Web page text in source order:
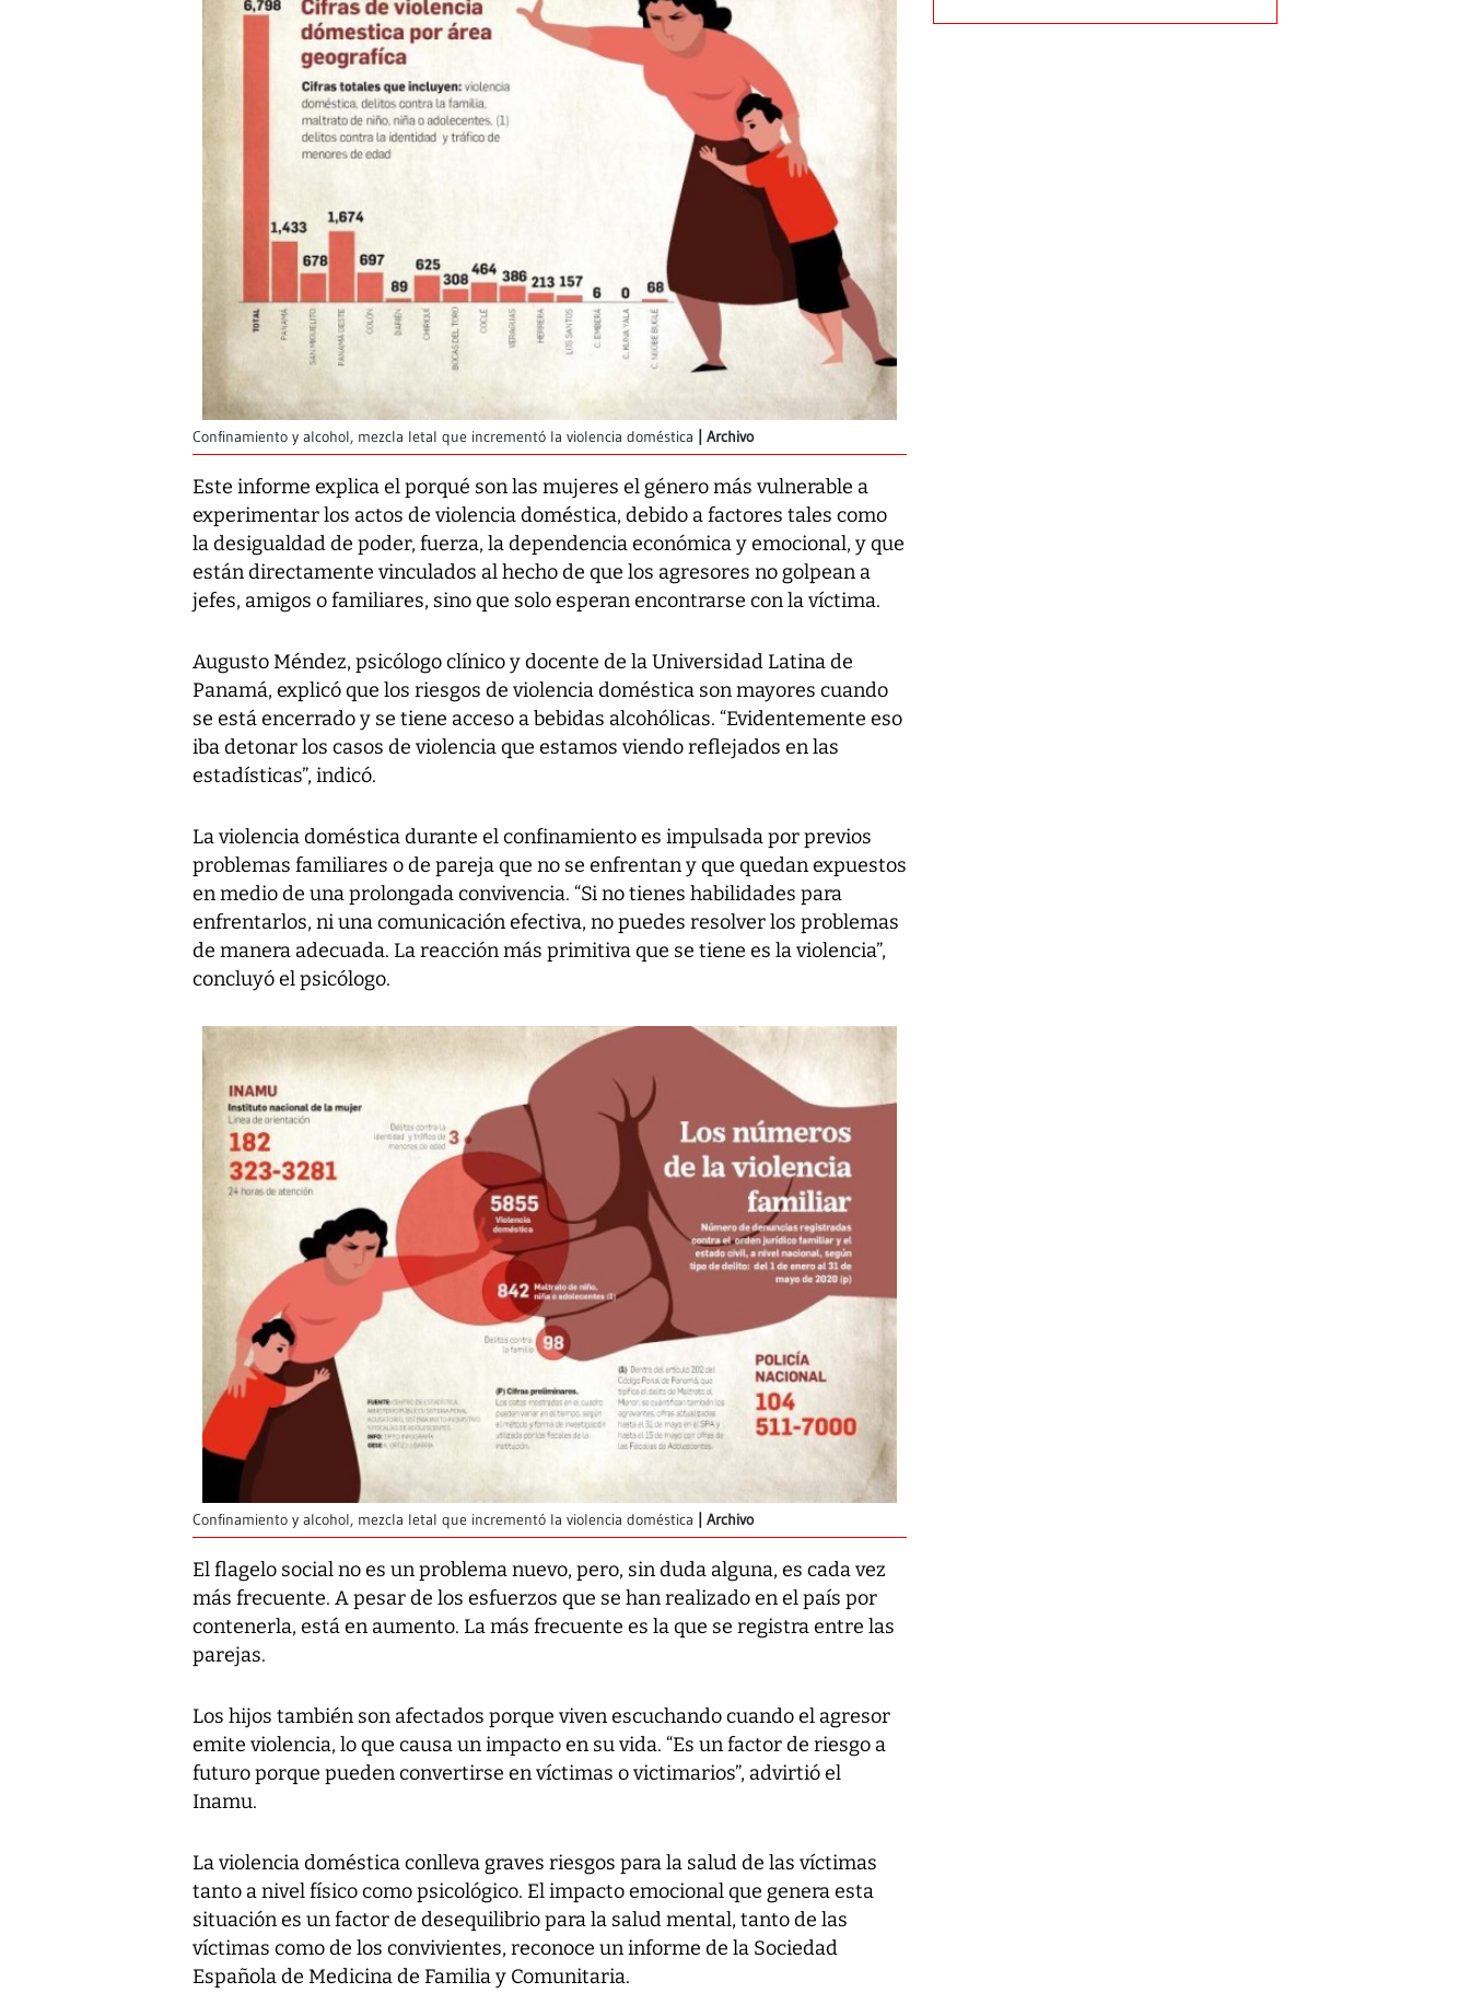
Confinamiento y alcohol, mezcla letal que incrementó la violencia doméstica Archivo
Este informe explica el porqué son las mujeres el género más vulnerable a
experimentar los actos de violencia doméstica, debido a factores tales como
la desigualdad de poder, fuerza, la dependencia económica y emocional, y que
están directamente vinculados al hecho de que los agresores no golpean a
jefes, amigos o familiares, sino que solo esperan encontrarse con la víctima.
Augusto Méndez, psicólogo clínico y docente de la Universidad Latina de
Panamá, explicó que los riesgos de violencia doméstica son mayores cuando
se está encerrado y se tiene acceso a bebidas alcohólicas. “Evidentemente eso
iba detonar los casos de violencia que estamos viendo reflejados en las
estadísticas”, indicó.
La violencia doméstica durante el confinamiento es impulsada por previos
problemas familiares o de pareja que no se enfrentan y que quedan expuestos
en medio de una prolongada convivencia. “Si no tienes habilidades para
enfrentarlos, ni una comunicación efectiva, no puedes resolver los problemas
de manera adecuada. La reacción más primitiva que se tiene es la violencia”,
concluyó el psicólogo.
Confinamiento y alcohol, mezcla letal que incrementó la violencia doméstica Archivo
El flagelo social no es un problema nuevo, pero, sin duda alguna, es cada vez
más frecuente. A pesar de los esfuerzos que se han realizado en el país por
contenerla, está en aumento. La más frecuente es la que se registra entre las
parejas.
Los hijos también son afectados porque viven escuchando cuando el agresor
emite violencia, lo que causa un impacto en su vida. “Es un factor de riesgo a
futuro porque pueden convertirse en víctimas o victimarios”, advirtió el
Inamu.
La violencia doméstica conlleva graves riesgos para la salud de las víctimas
tanto a nivel físico como psicológico. El impacto emocional que genera esta
situación es un factor de desequilibrio para la salud mental, tanto de las
víctimas como de los convivientes, reconoce un informe de la Sociedad
Española de Medicina de Familia y Comunitaria.